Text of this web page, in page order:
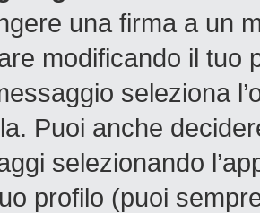
una firma a un
modificando il tuo
seleziona
Puoi anche
selezionando
profilo (puoi